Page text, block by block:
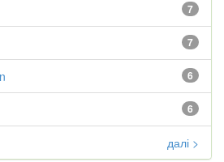
7
7
6
6
далі >